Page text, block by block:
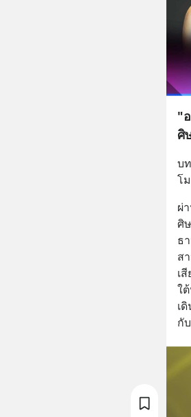
"
ศิ
บ
โ
ผ่
ศิ
ธ
ส
เ
ใ
เ
กั